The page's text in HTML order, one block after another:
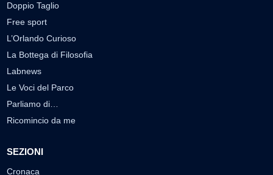
Doppio Taglio
Free sport
L’Orlando Curioso
La Bottega di Filosofia
Labnews
Le Voci del Parco
Parliamo di…
Ricomincio da me
SEZIONI
Cronaca